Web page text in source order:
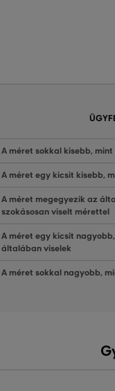
A méret sokkal kisebb,
A méret egy kicsit kisebb,
A méret megegyezik az
szokásosan viselt mérettel
A méret egy kicsit
általában viselek
A méret sokkal nagyobb,